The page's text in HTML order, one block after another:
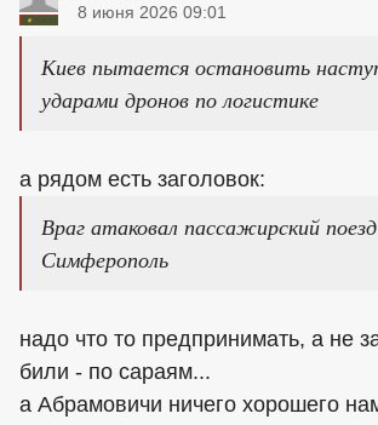
8 июня 2026 09:01
Киев пытается остановить
ударами дронов по логистике
а рядом есть заголовок:
Враг атаковал пассажирский
Симферополь
надо что то предпринимать, а не
били - по сараям...
а Абрамовичи ничего хорошего